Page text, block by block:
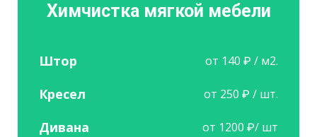
Химчистка мягкой мебели
Штор от 140 ₽ / м2.
Кресел от 250 ₽ / шт.
Дивана от 1200 ₽/ шт